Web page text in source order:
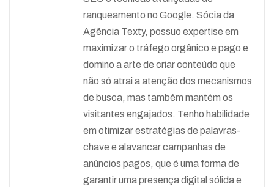
ranqueamento no Google. Sócia da
Agência Texty, possuo expertise em
maximizar o tráfego orgânico e pago e
domino a arte de criar conteúdo que
não só atrai a atenção dos mecanismos
de busca, mas também mantém os
visitantes engajados. Tenho habilidade
em otimizar estratégias de palavras-
chave e alavancar campanhas de
anúncios pagos, que é uma forma de
garantir uma presença digital sólida e